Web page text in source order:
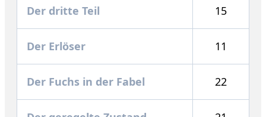
Der dritte Teil 15
Der Erlöser 11
Der Fuchs in der Fabel 22